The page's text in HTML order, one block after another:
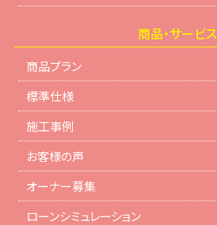
商品・サービス
商品プラン
標準仕様
施工事例
お客様の声
オーナー募集
ローンシミュレーション